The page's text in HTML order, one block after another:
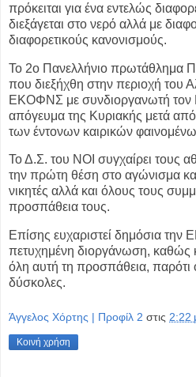
πρόκειται για ένα εντελώς
διεξάγεται στο νερό αλλά με
διαφορετικούς κανονισμούς.
To 2ο Πανελλήνιο πρωτάθλημα
που διεξήχθη στην περιοχή του
ΕΚΟΦΝΣ με συνδιοργανωτή
απόγευμα της Κυριακής μετά
των έντονων καιρικών
Το Δ.Σ. του ΝΟΙ συγχαίρει τους
την πρώτη θέση στο αγώνισμα
νικητές αλλά και όλους τους
προσπάθεια τους.
Επίσης ευχαριστεί δημόσια
πετυχημένη διοργάνωση, καθώς
όλη αυτή τη προσπάθεια, παρότι
δύσκολες.
Άγγελος Χόρτης | Προφίλ 2 στις 2:22
Κοινή χρήση